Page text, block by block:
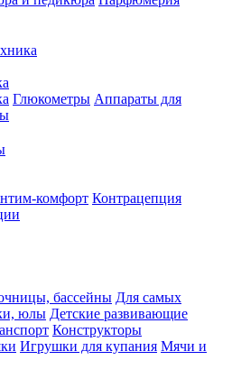
Глюкометры Аппараты для
комфорт Контрацепция
бассейны Для самых
юлы Детские развивающие
Конструкторы
Игрушки для купания Мячи и